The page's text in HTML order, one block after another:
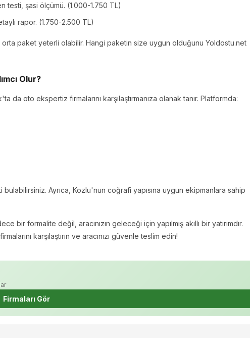
şasi ölçümü. (1.000-1.750 TL)
rapor. (1.750-2.500 TL)
orta paket yeterli olabilir. Hangi paketin size uygun olduğunu Yoldostu.net
Olur?
oto ekspertiz firmalarını karşılaştırmanıza olanak tanır. Platformda:
Ayrıca, Kozlu'nun coğrafi yapısına uygun ekipmanlara sahip
bir formalite değil, aracınızın geleceği için yapılmış akıllı bir yatırımdır.
karşılaştırın ve aracınızı güvenle teslim edin!
Firmaları Gör